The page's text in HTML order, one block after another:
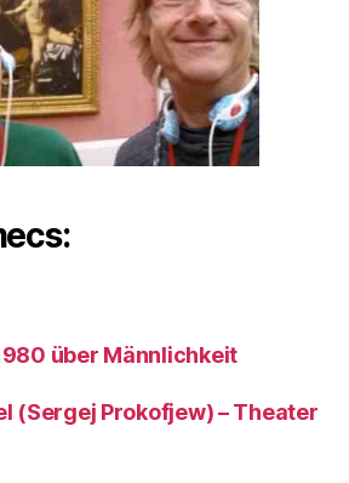
über Männlichkeit
(Sergej Prokofjew) – Theater